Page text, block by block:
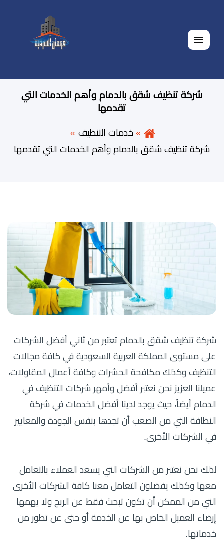
القائمة
شركة تنظيف شقق بالدمام وأهم الخدمات التي
تقدمها
خدمات التنظيف
شركة تنظيف شقق بالدمام وأهم الخدمات التي تقدمها
شركة تنظيف شقق بالدمام تعتبر من ثاني أفضل الشركات
على مستوى المملكة العربية السعودية في كافة مجالات
التنظيف وكذلك مكافحة الحشرات وكافة أعمال المقاولات،
عميلنا العزيز نحن نعتبر أفضل وأمهر شركات التنظيف في
الدمام أيضاً، حيث يوجد لدينا أفضل الخدمات في شركة
النظافة التي من الصعب أن تجدها بنفس الجودة والمعايير
في الشركات الأخرى.
لذلك نحن نعتبر من الشركات التي يسعد العملاء بالتعامل
معها وكذلك يفضلون التعامل معنا كافة الشركات الأخرى
التي من الممكن أن تكون تبحث فقط عن الربح ولا يهمها
إرضاء العميل الخاص بها عن الخدمة أو حتى عن تطور من
خدماتها.